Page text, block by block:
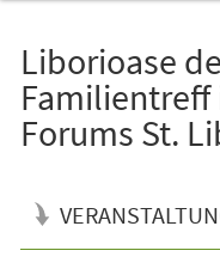
Liborioase
Familientreff
Forums St.